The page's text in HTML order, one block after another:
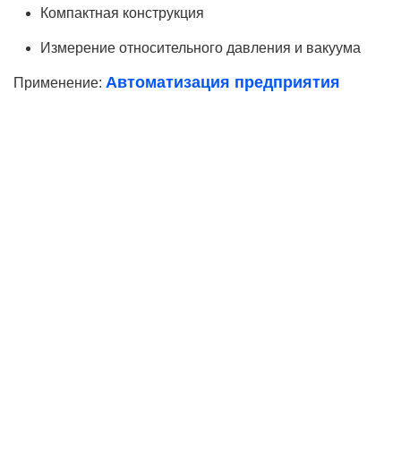
Компактная конструкция
Измерение относительного давления и вакуума
Применение: Автоматизация предприятия
Ваше имя